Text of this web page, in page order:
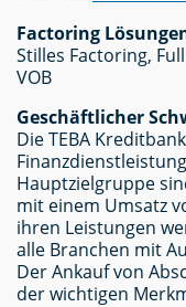
Factoring
Stilles Factoring,
VOB
Geschäftlicher
Die TEBA
Hauptzielgruppe
mit einem Umsatz
ihren Leistungen
alle Branchen mit
Der Ankauf von
der wichtigen